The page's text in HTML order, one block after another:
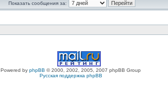
Показать сообщения за:
Powered by phpBB © 2000, 2002, 2005, 2007 phpBB Group
Русская поддержка phpBB